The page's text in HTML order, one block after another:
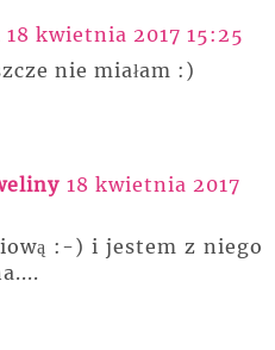
18 kwietnia 2017 15:25
nie miałam :)
18 kwietnia 2017
:-) i jestem z niego